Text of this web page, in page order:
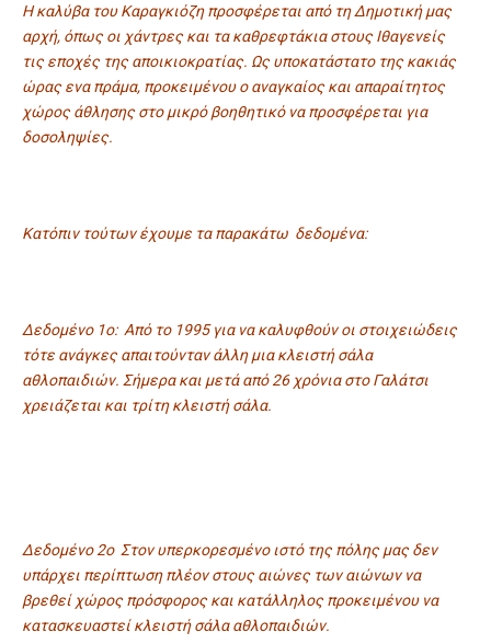
Η καλύβα του Καραγκιόζη προσφέρεται από τη Δημοτική μας
αρχή, όπως οι χάντρες και τα καθρεφτάκια στους Ιθαγενείς
τις εποχές της αποικιοκρατίας. Ως υποκατάστατο της κακιάς
ώρας ενα πράμα, προκειμένου ο αναγκαίος και απαραίτητος
χώρος άθλησης στο μικρό βοηθητικό να προσφέρεται για
δοσοληψίες.
Κατόπιν τούτων έχουμε τα παρακάτω δεδομένα:
Δεδομένο 1ο: Από το 1995 για να καλυφθούν οι στοιχειώδεις
τότε ανάγκες απαιτούνταν άλλη μια κλειστή σάλα
αθλοπαιδιών. Σήμερα και μετά από 26 χρόνια στο Γαλάτσι
χρειάζεται και τρίτη κλειστή σάλα.
Δεδομένο 2ο Στον υπερκορεσμένο ιστό της πόλης μας δεν
υπάρχει περίπτωση πλέον στους αιώνες των αιώνων να
βρεθεί χώρος πρόσφορος και κατάλληλος προκειμένου να
κατασκευαστεί κλειστή σάλα αθλοπαιδιών.